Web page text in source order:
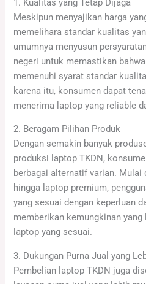
1. Kualitas yang Tetap Dijaga
Meskipun menyajikan harga
memelihara standar kualitas
umumnya menyusun
negeri untuk memastikan
memenuhi syarat standar
karena itu, konsumen dapat
menerima laptop yang reliable
2. Beragam Pilihan Produk
Dengan semakin banyak
produksi laptop TKDN,
berbagai alternatif varian. Mulai
hingga laptop premium,
yang sesuai dengan keperluan
memberikan kemungkinan
laptop yang sesuai.
3. Dukungan Purna Jual yang
Pembelian laptop TKDN juga